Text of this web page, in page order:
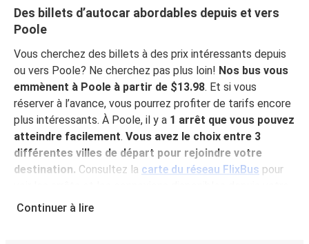
Des billets d’autocar abordables depuis et vers
Poole
Vous cherchez des billets à des prix intéressants depuis
ou vers Poole? Ne cherchez pas plus loin! Nos bus vous
emmènent à Poole à partir de $13.98. Et si vous
réserver à l’avance, vous pourrez profiter de tarifs encore
plus intéressants. À Poole, il y a 1 arrêt que vous pouvez
atteindre facilement. Vous avez le choix entre 3
différentes villes de départ pour rejoindre votre
destination. Consultez la carte du réseau FlixBus pour
ville!
Continuer à lire